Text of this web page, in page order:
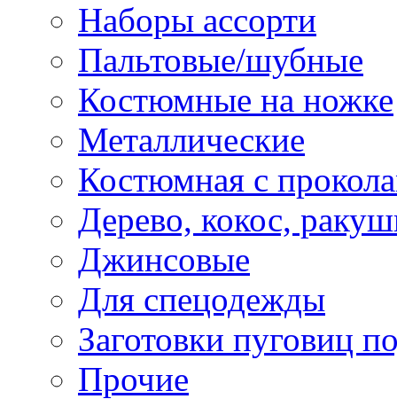
Наборы ассорти
Пальтовые/шубные
Костюмные на ножке
Металлические
Костюмная с
Дерево, кокос,
Джинсовые
Для спецодежды
Заготовки пуговиц
Прочие